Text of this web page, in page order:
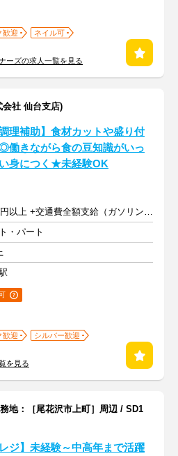
歓迎
ネイル可
ーズの求人一覧を見る
会社 仙台支店)
調理補助】食材カットや盛り付
働きながら食の豆知識がいっ
身につく★未経験OK
時給1100円以上 +交通費全額支給（ガソリン代も支給）
・パート
歓迎
シルバー歓迎
を見る
：［尾花沢市上町］周辺 / SD1
レジ】未経験～中高年まで活躍